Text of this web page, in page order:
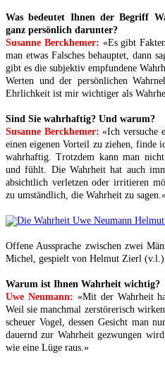
Was bedeutet Ihnen der Begriff
ganz persönlich darunter?
Susanne Berckhemer: «Es gibt
man etwas Falsches behauptet, dann
gibt es die subjektiv empfundene
Werten und der persönlichen
Ehrlichkeit ist mir wichtiger als
Sind Sie wahrhaftig? Und warum?
Susanne Berckhemer: «Ich versuche
einen eigenen Vorteil zu ziehen,
wahrhaftig. Trotzdem kann man
und fühlt. Die Wahrheit hat auch
absichtlich verletzen oder irritieren
zu umständlich, die Wahrheit zu
Offene Aussprache zwischen zwei
Michel, gespielt von Helmut Zierl
Warum ist Ihnen Wahrheit wichtig?
Uwe Neumann: «Mit der Wahrheit
Weil sie manchmal zerstörerisch
scheuer Vogel, dessen Gesicht man
dauernd zur Wahrheit gezwungen
wie eine Lüge raus.»